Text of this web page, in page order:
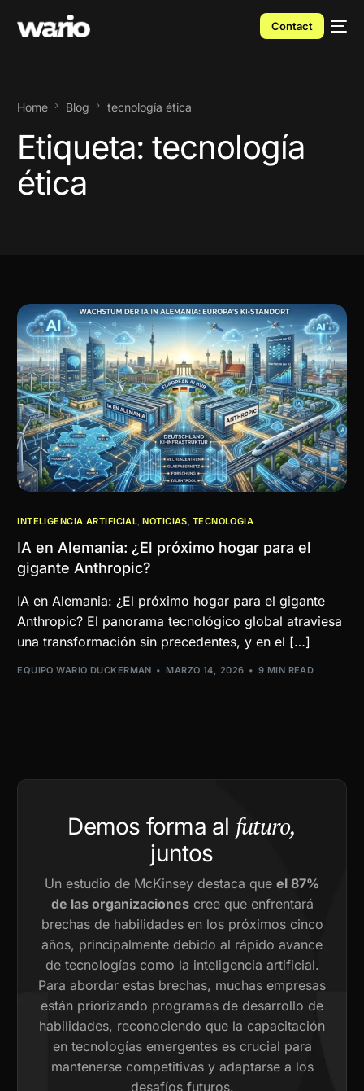
Contact
Home Blog tecnología ética
Etiqueta:tecnología
ética
INTELIGENCIA ARTIFICIAL,NOTICIAS, TECNOLOGIA
IA en Alemania: ¿El próximo hogar para el
gigante Anthropic?
IA en Alemania: ¿El próximo hogar para el gigante
Anthropic? El panorama tecnológico global atraviesa
una transformación sin precedentes, y en el […]
EQUIPO WARIO DUCKERMAN MARZO 14, 2026 9 MIN READ
Demos forma al futuro,
juntos
Un estudio de McKinsey destaca que el 87%
de las organizacionescree que enfrentará
brechas de habilidades en los próximos cinco
años, principalmente debido al rápido avance
de tecnologías como la inteligencia artificial.
Para abordar estas brechas, muchas empresas
están priorizando programas de desarrollo de
habilidades, reconociendo que la capacitación
en tecnologías emergentes es crucial para
mantenerse competitivas y adaptarse a los
desafíos futuros.